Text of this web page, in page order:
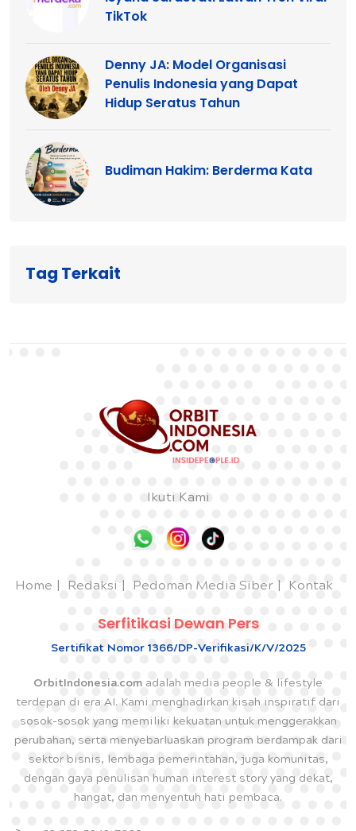
TikTok
Denny JA: Model Organisasi
Penulis Indonesia yang Dapat
Hidup Seratus Tahun
Budiman Hakim: Berderma Kata
Tag Terkait
Ikuti Kami
Home Redaksi Pedoman Media Siber Kontak
Serfitikasi Dewan Pers
Sertifikat Nomor 1366/DP-Verifikasi/K/V/2025
OrbitIndonesia.com adalah media people & lifestyle
terdepan di era AI. Kami menghadirkan kisah inspiratif dari
sosok-sosok yang memiliki kekuatan untuk menggerakkan
perubahan, serta menyebarluaskan program berdampak dari
sektor bisnis, lembaga pemerintahan, juga komunitas,
dengan gaya penulisan human interest story yang dekat,
hangat, dan menyentuh hati pembaca.